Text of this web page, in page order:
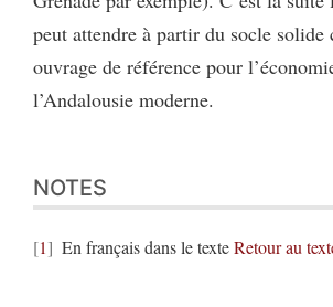
peut attendre à partir du socle solide
ouvrage de référence pour
l’Andalousie moderne.
NOTES
1 En français dans le texteRetour au